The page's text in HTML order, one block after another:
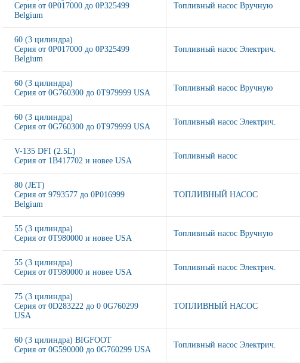
Серия от 0P017000 до 0P325499
Belgium
Топливный насос Вручную
60 (3 цилиндра)
Серия от 0P017000 до 0P325499
Belgium
Топливный насос Электрич.
60 (3 цилиндра)
Серия от 0G760300 до 0T979999 USA
Топливный насос Вручную
60 (3 цилиндра)
Серия от 0G760300 до 0T979999 USA
Топливный насос Электрич.
V-135 DFI (2.5L)
Серия от 1B417702 и новее USA
Топливный насос
80 (JET)
Серия от 9793577 до 0P016999
Belgium
ТОПЛИВНЫЙ НАСОС
55 (3 цилиндра)
Серия от 0T980000 и новее USA
Топливный насос Вручную
55 (3 цилиндра)
Серия от 0T980000 и новее USA
Топливный насос Электрич.
75 (3 цилиндра)
Серия от 0D283222 до 0 0G760299
USA
ТОПЛИВНЫЙ НАСОС
60 (3 цилиндра) BIGFOOT
Серия от 0G590000 до 0G760299 USA
Топливный насос Электрич.